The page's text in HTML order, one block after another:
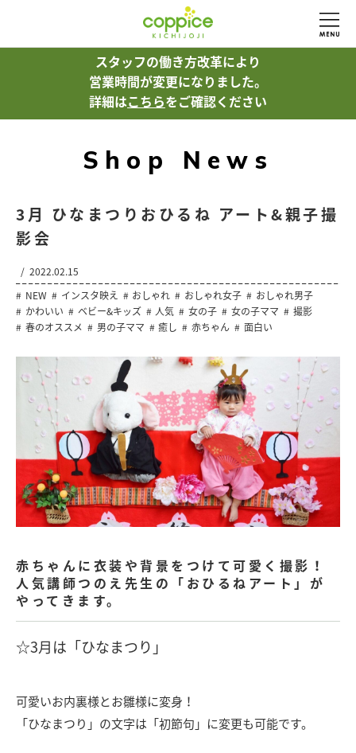
スタッフの働き方改革により
営業時間が変更になりました。
詳細はこちらをご確認ください
Shop News
3月 ひなまつりおひるね アート&親子撮
影会
2022.02.15
NEW
インスタ映え おしゃれ おしゃれ女子
おしゃれ男子
かわいい
ベビー&キッズ 人気 女の子 女の子ママ
撮影
春のオススメ
男の子ママ 癒し 赤ちゃん 面白い
赤ちゃんに衣装や背景をつけて可愛く撮影！
人気講師つのえ先生の「おひるねアート」が
やってきます。
☆3月は「ひなまつり 」
可愛いお内裏様とお雛様に変身！
「ひなまつり」の文字は「初節句」に変更も可能です。